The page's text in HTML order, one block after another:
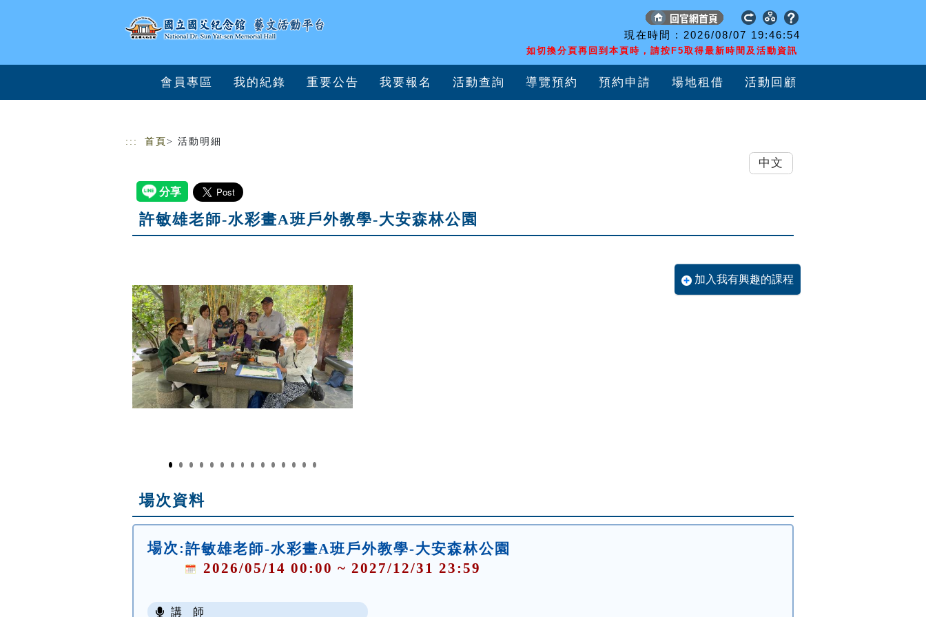
現在時間 : 2026/08/07 19:46:54
如切換分頁再回到本頁時，請按F5取得最新時間及活動資訊
會員專區 我的紀錄 重要公告 我要報名 活動查詢 導覽預約 預約申請 場地租借 活動回顧
::: 首頁 > 活動明細
許敏雄老師-水彩畫A班戶外教學-大安森林公園
加入我有興趣的課程
場次資料
場次:許敏雄老師-水彩畫A班戶外教學-大安森林公園
2026/05/14 00:00 ~ 2027/12/31 23:59
講 師